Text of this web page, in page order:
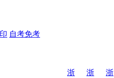
自考免考
浙
浙
浙